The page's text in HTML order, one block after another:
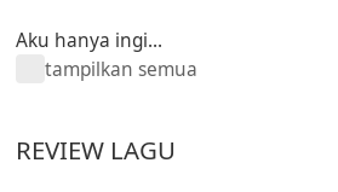
Aku hanya ingi...
tampilkan semua
REVIEW LAGU